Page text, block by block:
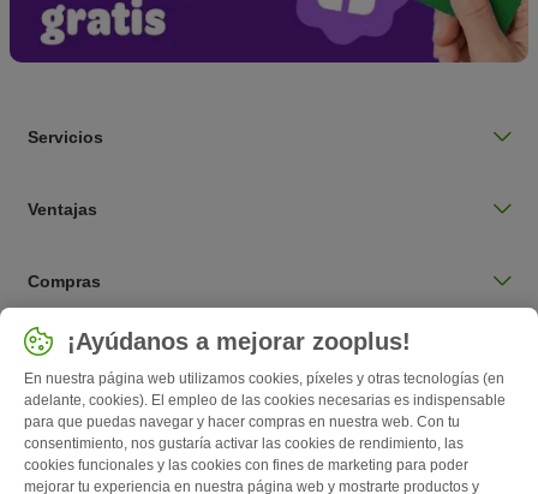
Servicios
Ventajas
Compras
Seleccionar país
España / ES
Follow zooplus
¡Ayúdanos a mejorar zooplus!
En nuestra página web utilizamos cookies, píxeles y otras tecnologías (en
adelante, cookies). El empleo de las cookies necesarias es indispensable
para que puedas navegar y hacer compras en nuestra web. Con tu
consentimiento, nos gustaría activar las cookies de rendimiento, las
cookies funcionales y las cookies con fines de marketing para poder
mejorar tu experiencia en nuestra página web y mostrarte productos y